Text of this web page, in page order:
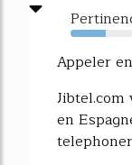
56%
Appeler
en